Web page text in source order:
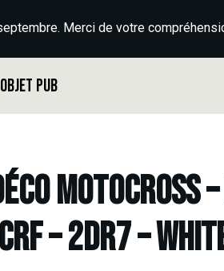
Merci de votre
Objet Pub
Motocross –
– 2DR7 –